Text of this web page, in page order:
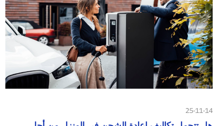
25-11-14